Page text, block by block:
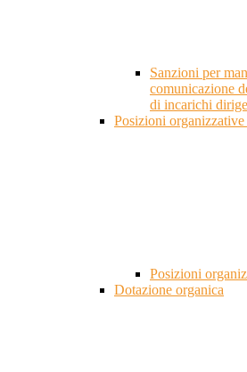
Sanzioni per
comunicazione
di incarichi
Posizioni organizzative
Posizioni
Dotazione organica